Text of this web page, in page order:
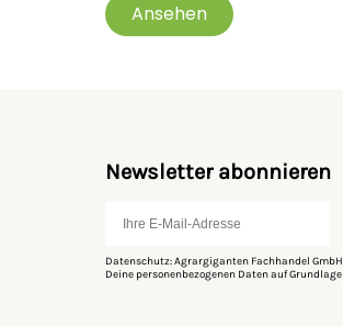
Ansehen
Newsletter abonnieren
Datenschutz: Agrargiganten Fachhandel
Deine personenbezogenen Daten auf